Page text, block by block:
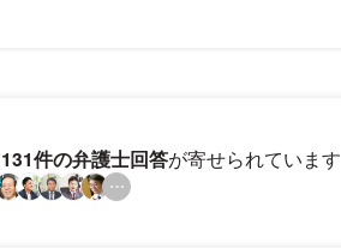
131件の弁護士回答が寄せられています